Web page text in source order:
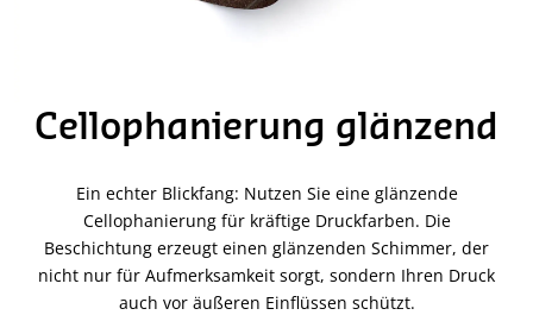
Cellophanierung glänzend
Ein echter Blickfang: Nutzen Sie eine glänzende
Cellophanierung für kräftige Druckfarben. Die
Beschichtung erzeugt einen glänzenden Schimmer, der
nicht nur für Aufmerksamkeit sorgt, sondern Ihren Druck
auch vor äußeren Einflüssen schützt.